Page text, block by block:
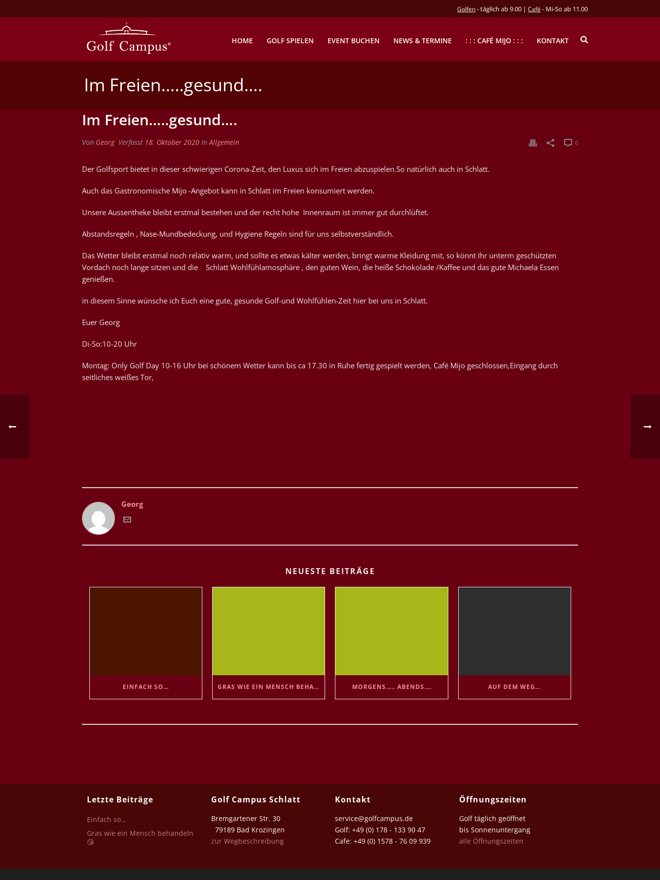
Golfen- täglich ab 9.00 | Café - Mi-So ab 11.00
HOME GOLF SPIELEN EVENT BUCHEN NEWS & TERMINE : : : CAFÉ MIJO : : : KONTAKT
Im Freien…..gesund….
Im Freien…..gesund….
Von Georg Verfasst 18. Oktober 2020 InAllgemein 0
Der Golfsport bietet in dieser schwierigen Corona-Zeit, den Luxus sich im Freien abzuspielen.So natürlich auch in Schlatt.
Auch das Gastronomische Mijo -Angebot kann in Schlatt im Freien konsumiert werden.
Unsere Aussentheke bleibt erstmal bestehen und der recht hohe Innenraum ist immer gut durchlüftet.
Abstandsregeln , Nase-Mundbedeckung, und Hygiene Regeln sind für uns selbstverständlich.
Das Wetter bleibt erstmal noch relativ warm, und sollte es etwas kälter werden, bringt warme Kleidung mit, so könnt Ihr unterm geschützten
Vordach noch lange sitzen und die Schlatt Wohlfühlamosphäre , den guten Wein, die heiße Schokolade /Kaffee und das gute Michaela Essen
genießen.
in diesem Sinne wünsche ich Euch eine gute, gesunde Golf-und Wohlfühlen-Zeit hier bei uns in Schlatt.
Euer Georg
Di-So:10-20 Uhr
Montag: Only Golf Day 10-16 Uhr bei schönem Wetter kann bis ca 17.30 in Ruhe fertig gespielt werden, Café Mijo geschlossen,Eingang durch
seitliches weißes Tor,
Georg
NEUESTE BEITRÄGE
EINFACH SO… GRAS WIE EIN MENSCH BEHANDELN 😘 MORGENS….. ABENDS…. AUF DEM WEG…
Letzte Beiträge
Einfach so…
Gras wie ein Mensch behandeln
😘
Golf Campus Schlatt
Bremgartener Str. 30
79189 Bad Krozingen
zur Wegbeschreibung
Kontakt
service@golfcampus.de
Golf: +49 (0) 178 - 133 90 47
Cafe: +49 (0) 1578 - 76 09 939
Öffnungszeiten
Golf täglich geöffnet
bis Sonnenuntergang
alle Öffnungszeiten